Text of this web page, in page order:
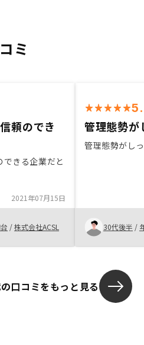
ミ
頼のでき
きる企業だと
2021年07月15日
/株式会社ACSL
管理態勢が
管理態勢がし
30代後半 /
口コミをもっと見る